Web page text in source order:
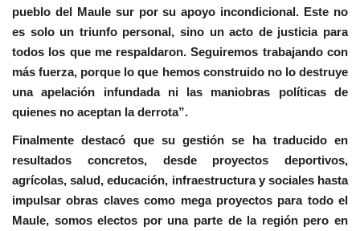
pueblo del Maule sur por su apoyo incondicional. Este no
es solo un triunfo personal, sino un acto de justicia para
todos los que me respaldaron. Seguiremos trabajando con
más fuerza, porque lo que hemos construido no lo destruye
una apelación infundada ni las maniobras políticas de
quienes no aceptan la derrota”.
Finalmente destacó que su gestión se ha traducido en
resultados concretos, desde proyectos deportivos,
agrícolas, salud, educación, infraestructura y sociales hasta
impulsar obras claves como mega proyectos para todo el
Maule, somos electos por una parte de la región pero en